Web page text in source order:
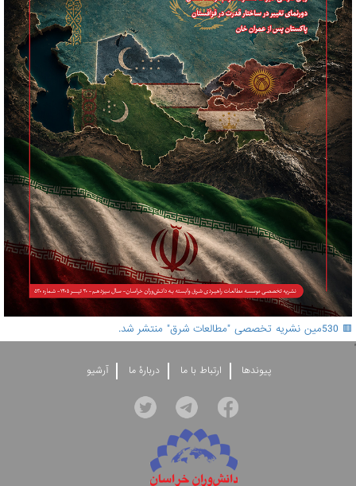
🟥 530مین نشریه تخصصی "مطالعات شرق" منتشر شد.
'
پيوندها ارتباط با ما دربارۀ ما آرشيو